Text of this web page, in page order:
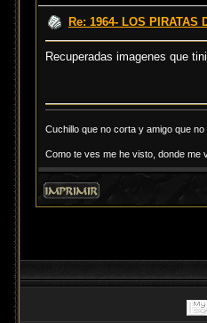
Re: 1964- LOS PIRATAS
Recuperadas imagenes que
Cuchillo que no corta y amigo que
Como te ves me he visto, donde me